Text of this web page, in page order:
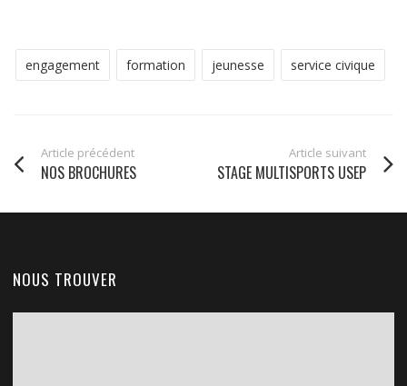
engagement formation jeunesse service civique
Article précédent
NOS BROCHURES
Article suivant
STAGE MULTISPORTS USEP
NOUS TROUVER